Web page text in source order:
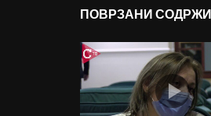
ПОВРЗАНИ